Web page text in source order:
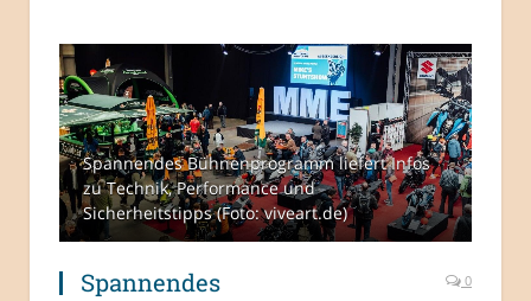
Spannendes Bühnenprogramm liefert Infos
zu Technik, Performance und
Sicherheitstipps (Foto: viveart.de)
Spannendes
0